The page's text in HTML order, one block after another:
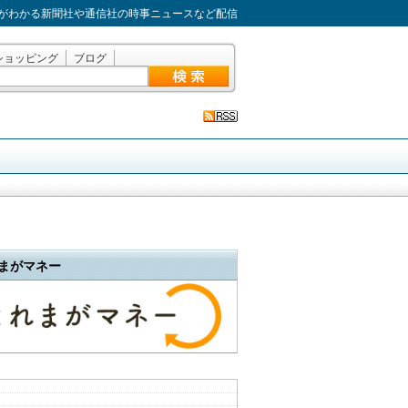
わかる新聞社や通信社の時事ニュースなど配信
ョッピング ブログ
がマネー